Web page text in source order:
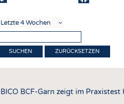
ZURÜCKSETZEN
BICO BCF-Garn zeigt im